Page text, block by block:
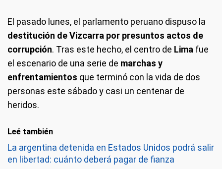
El pasado lunes, el parlamento peruano dispuso la
destitución de Vizcarra por presuntos actos de
corrupción. Tras este hecho, el centro de Lima fue
el escenario de una serie de marchas y
enfrentamientos que terminó con la vida de dos
personas este sábado y casi un centenar de
heridos.
Leé también
La argentina detenida en Estados Unidos podrá salir
en libertad: cuánto deberá pagar de fianza